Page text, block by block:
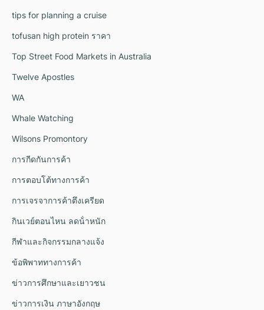
tips for planning a cruise
tofusan high protein ราคา
Top Street Food Markets in Australia
Twelve Apostles
WA
Whale Watching
Wilsons Promontory
การกีดกันการค้า
การตอบโต้ทางการค้า
การเจรจาการค้าตึงเครียด
กินเวย์ตอนไหน ลดน้ําหนัก
กีฬาและกิจกรรมกลางแจ้ง
ข้อพิพาททางการค้า
ข่าวการศึกษาและเยาวชน
ข่าวการเงิน ภาษาอังกฤษ